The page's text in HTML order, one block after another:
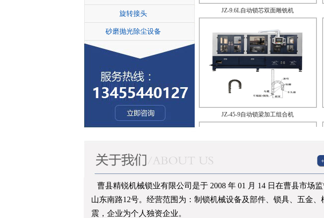
旋转接头
砂磨抛光除尘设备
JZ-45-9自动锁梁加工组合机
曹县精锐机械锁业有限公司是于 2008 年 01 月 14 日在曹县市场
山东南路12号。经营范围为：制锁机械设备及部件、锁具、五金
震，企业为个人独资企业。